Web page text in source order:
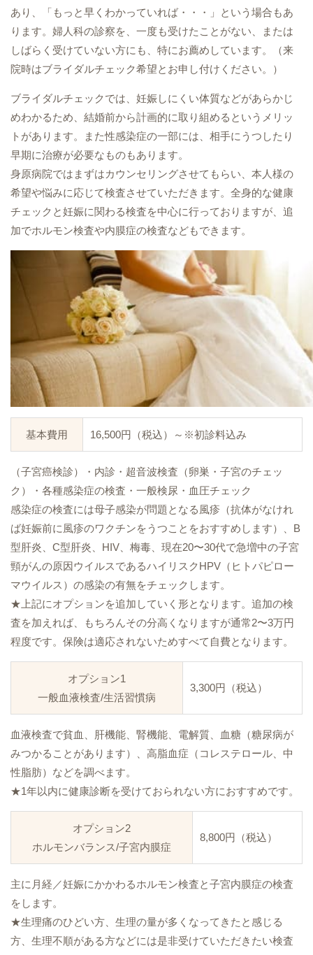
あり、「もっと早くわかっていれば・・・」という場合もあ
ります。婦人科の診察を、一度も受けたことがない、または
しばらく受けていない方にも、特にお薦めしています。（来
院時はブライダルチェック希望とお申し付けください。）
ブライダルチェックでは、妊娠しにくい体質などがあらかじ
めわかるため、結婚前から計画的に取り組めるというメリッ
トがあります。また性感染症の一部には、相手にうつしたり
早期に治療が必要なものもあります。
身原病院ではまずはカウンセリングさせてもらい、本人様の
希望や悩みに応じて検査させていただきます。全身的な健康
チェックと妊娠に関わる検査を中心に行っておりますが、追
加でホルモン検査や内膜症の検査などもできます。
基本費用 16,500円（税込）～※初診料込み
（子宮癌検診）・内診・超音波検査（卵巣・子宮のチェッ
ク）・各種感染症の検査・一般検尿・血圧チェック
感染症の検査には母子感染が問題となる風疹（抗体がなけれ
ば妊娠前に風疹のワクチンをうつことをおすすめします）、B
型肝炎、C型肝炎、HIV、梅毒、現在20〜30代で急増中の子宮
頸がんの原因ウイルスであるハイリスクHPV（ヒトパピロー
マウイルス）の感染の有無をチェックします。
★上記にオプションを追加していく形となります。追加の検
査を加えれば、もちろんその分高くなりますが通常2〜3万円
程度です。保険は適応されないためすべて自費となります。
オプション1
一般血液検査/生活習慣病
3,300円（税込）
血液検査で貧血、肝機能、腎機能、電解質、血糖（糖尿病が
みつかることがあります）、高脂血症（コレステロール、中
性脂肪）などを調べます。
★1年以内に健康診断を受けておられない方におすすめです。
オプション2
ホルモンバランス/子宮内膜症
8,800円（税込）
主に月経／妊娠にかかわるホルモン検査と子宮内膜症の検査
をします。
★生理痛のひどい方、生理の量が多くなってきたと感じる
方、生理不順がある方などには是非受けていただきたい検査